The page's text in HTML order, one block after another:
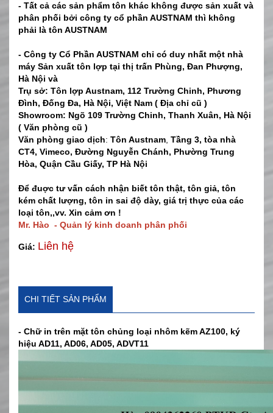
- Tất cả các sản phẩm tôn khác không được sản xuất và
phân phối bởi công ty cổ phần AUSTNAM thì không
phải là tôn AUSTNAM
- Công ty Cổ Phần AUSTNAM chỉ có duy nhất một nhà
máy Sản xuất tôn lợp tại thị trấn Phùng, Đan Phượng,
Hà Nội và
Trụ sở: Tôn lợp Austnam, 112 Trường Chinh, Phương
Đình, Đống Đa, Hà Nội, Việt Nam ( Địa chỉ cũ )
Showroom: Ngõ 109 Trường Chinh, Thanh Xuân, Hà Nội
( Văn phòng cũ )
Văn phòng giao dịch: Tôn Austnam, Tầng 3, tòa nhà
CT4, Vimeco, Đường Nguyễn Chánh, Phường Trung
Hòa, Quận Cầu Giấy, TP Hà Nội
Để đuợc tư vấn cách nhận biết tôn thật, tôn giả, tôn
kém chất lượng, tôn in sai độ dày, giá trị thực của các
loại tôn,,vv. Xin cảm ơn !
Mr. Hào - Quản lý kinh doanh phân phối
Giá: Liên hệ
CHI TIẾT SẢN PHẨM
- Chữ in trên mặt tôn chủng loại nhôm kẽm AZ100, ký
hiệu AD11, AD06, AD05, ADVT11